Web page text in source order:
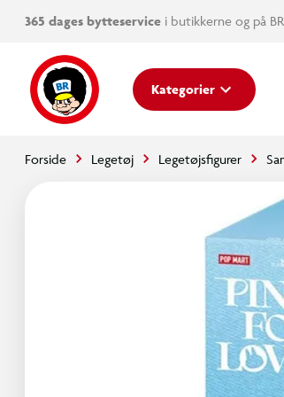
365 dages bytteservice i butikkerne og på
Kategorier
Forside Legetøj Legetøjsfigurer